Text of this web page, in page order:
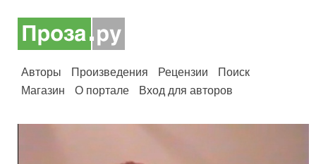
Авторы Произведения Рецензии
Поиск
Магазин
О портале Вход для авторов